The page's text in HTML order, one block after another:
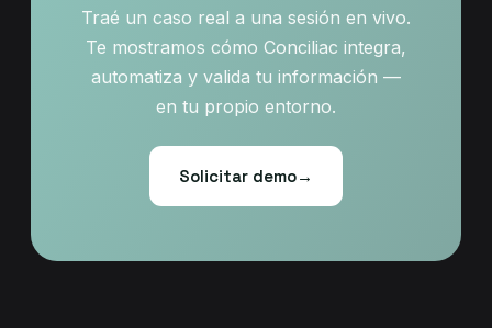
Traé un caso real a una sesión en vivo.
Te mostramos cómo Conciliac integra,
automatiza y valida tu información —
en tu propio entorno.
Solicitar demo→